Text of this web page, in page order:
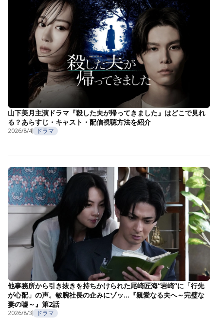
山下美月主演ドラマ『殺した夫が帰ってきました』はどこで見れ
る？あらすじ・キャスト・配信視聴方法を紹介
2026/8/4 ドラマ
他事務所から引き抜きを持ちかけられた尾崎匠海“岩崎”に「行先
が心配」の声。敏腕社長の企みにゾッ…『親愛なる夫へ～完璧な
妻の嘘～』第2話
2026/8/3 ドラマ